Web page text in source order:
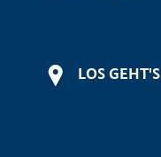
LOS GEHT'S